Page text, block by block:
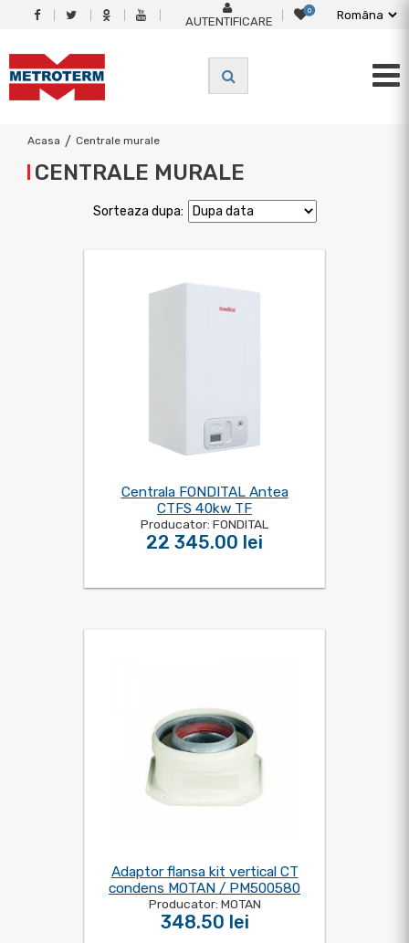
AUTENTIFICARE
0
Acasa / Centrale murale
CENTRALE MURALE
Sorteaza dupa:
Centrala FONDITAL Antea
CTFS 40kw TF
Producator: FONDITAL
22 345.00 lei
Adaptor flansa kit vertical CT
condens MOTAN / PM500580
Producator: MOTAN
348.50 lei